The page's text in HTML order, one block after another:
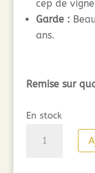
cep de
Garde :
ans.
Remise sur
En stock